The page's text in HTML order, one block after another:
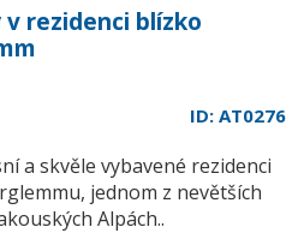
rezidenci blízko
ID: AT0276
a skvěle vybavené rezidenci
jednom z nevětších
Alpách..